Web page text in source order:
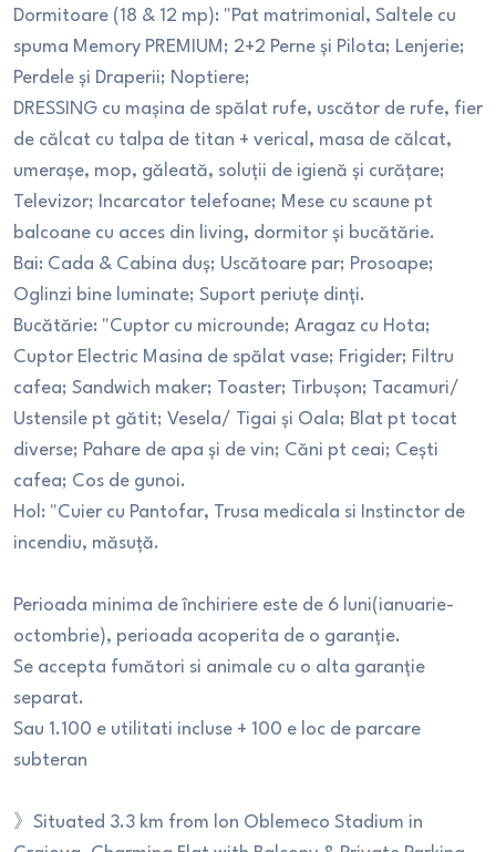
Dormitoare (18 & 12 mp): "Pat matrimonial, Saltele cu
spuma Memory PREMIUM; 2+2 Perne și Pilota; Lenjerie;
Perdele și Draperii; Noptiere;
DRESSING cu mașina de spălat rufe, uscător de rufe, fier
de călcat cu talpa de titan + verical, masa de călcat,
umerașe, mop, găleată, soluții de igienă și curățare;
Televizor; Incarcator telefoane; Mese cu scaune pt
balcoane cu acces din living, dormitor și bucătărie.
Bai: Cada & Cabina duș; Uscătoare par; Prosoape;
Oglinzi bine luminate; Suport periuțe dinți.
Bucătărie: "Cuptor cu microunde; Aragaz cu Hota;
Cuptor Electric Masina de spălat vase; Frigider; Filtru
cafea; Sandwich maker; Toaster; Tirbușon; Tacamuri/
Ustensile pt gătit; Vesela/ Tigai și Oala; Blat pt tocat
diverse; Pahare de apa şi de vin; Căni pt ceai; Cești
cafea; Cos de gunoi.
Hol: "Cuier cu Pantofar, Trusa medicala si Instinctor de
incendiu, măsuță.
Perioada minima de închiriere este de 6 luni(ianuarie-
octombrie), perioada acoperita de o garanție.
Se accepta fumători si animale cu o alta garanție
separat.
Sau 1.100 e utilitati incluse + 100 e loc de parcare
subteran
》Situated 3.3 km from lon Oblemeco Stadium in